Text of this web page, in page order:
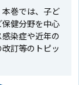
巻では、子ど
健分野を中心
染症や近年の
訂等のトピッ